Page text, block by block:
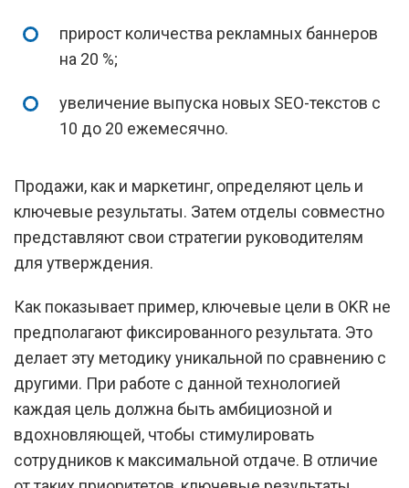
прирост количества рекламных баннеров
на 20 %;
увеличение выпуска новых SEO-текстов с
10 до 20 ежемесячно.
Продажи, как и маркетинг, определяют цель и
ключевые результаты. Затем отделы совместно
представляют свои стратегии руководителям
для утверждения.
Как показывает пример, ключевые цели в OKR не
предполагают фиксированного результата. Это
делает эту методику уникальной по сравнению с
другими. При работе с данной технологией
каждая цель должна быть амбициозной и
вдохновляющей, чтобы стимулировать
сотрудников к максимальной отдаче. В отличие